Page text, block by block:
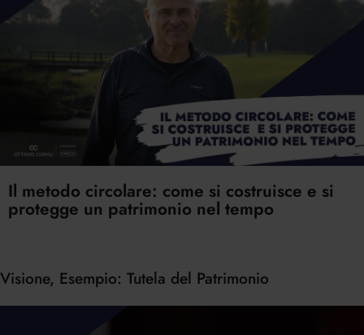
Il metodo circolare: come si costruisce e si
protegge un patrimonio nel tempo
Visione, Esempio: Tutela del Patrimonio